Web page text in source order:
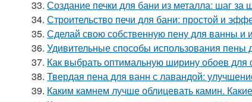
33. Создание печки для бани из металла: шаг за
34. Строительство печи для бани: простой и
35. Сделай свою собственную пену для ванны и
36. Удивительные способы использования пены
37. Как выбрать оптимальную ширину обоев для
38. Твердая пена для ванн с лавандой:
39. Каким камнем лучше облицевать камин.